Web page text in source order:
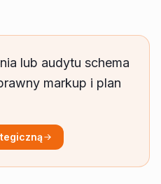
lub audytu schema
markup i plan